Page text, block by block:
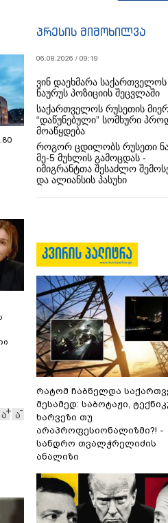
ა ა
პრესის მიმოხილვა
06.08.2026 / 09:19
ვინ დაეხმარა საქართველოს
ნაურუს პოზიციის შეცვლაში
საქართველოს რუსეთის
“დაწუნებული” სომხური
მოაწყდება
როგორ ცდილობს რუსეთი
მე-5 მუხლის გამოცდას -
იმიგრანტთა შესაძლო
და ალიანსის პასუხი
რატომ ჩაბნელდა
მესამედ: საბოტაჟი,
ხარვეზი თუ
არაპროფესიონალიზმი?! -
სანდრო თვალჭრელიძის
ანალიზი